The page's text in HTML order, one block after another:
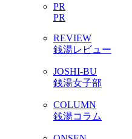
PR
PR
REVIEW
銭湯レビュー
JOSHI-BU
銭湯女子部
COLUMN
銭湯コラム